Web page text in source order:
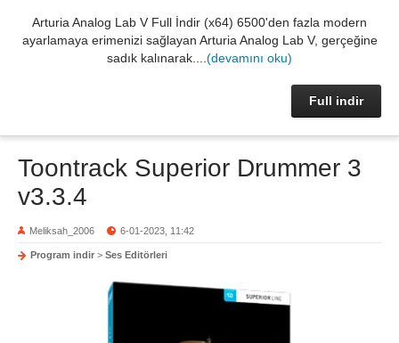
Arturia Analog Lab V Full İndir (x64) 6500'den fazla modern
ayarlamaya erimenizi sağlayan Arturia Analog Lab V, gerçeğine
sadık kalınarak.... (devamını oku)
Full indir
Toontrack Superior Drummer 3
v3.3.4
Meliksah_2006 6-01-2023, 11:42
Program indir > Ses Editörleri